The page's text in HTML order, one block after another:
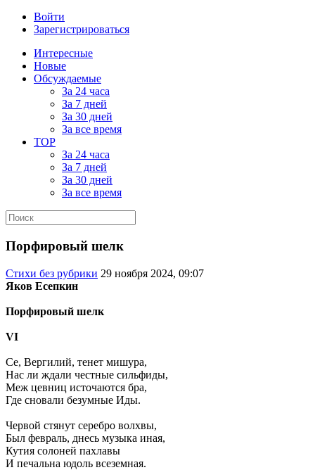
Войти
Зарегистрироваться
Интересные
Новые
Обсуждаемые
За 24 часа
За 7 дней
За 30 дней
За все время
TOP
За 24 часа
За 7 дней
За 30 дней
За все время
Порфировый шелк
Стихи без рубрики 29 ноября 2024, 09:07
Яков Есепкин
Порфировый шелк
VI
Се, Вергилий, тенет мишура,
Нас ли ждали честные сильфиды,
Меж цевниц источаются бра,
Где сновали безумные Иды.
Червой стянут серебро волхвы,
Был февраль, днесь музыка иная,
Кутия солоней пахлавы
И печальна юдоль всеземная.